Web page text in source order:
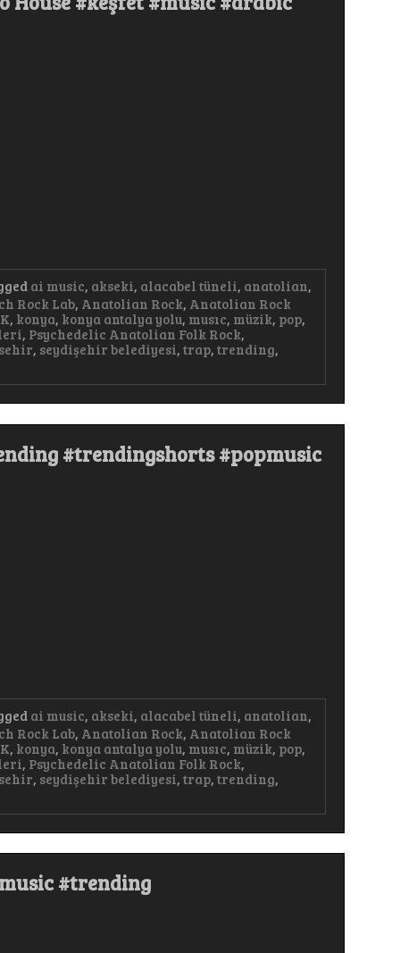
ai music, akseki, alacabel tüneli, anatolian,
Rock Lab, Anatolian Rock, Anatolian Rock
, konya, konya antalya yolu, musıc, müzik, pop,
, Psychedelic Anatolian Folk Rock,
, seydişehir belediyesi, trap, trending,
#trendingshorts #popmusic
ai music, akseki, alacabel tüneli, anatolian,
Rock Lab, Anatolian Rock, Anatolian Rock
, konya, konya antalya yolu, musıc, müzik, pop,
, Psychedelic Anatolian Folk Rock,
, seydişehir belediyesi, trap, trending,
#music #trending #trendingshorts #popmusic
#trending